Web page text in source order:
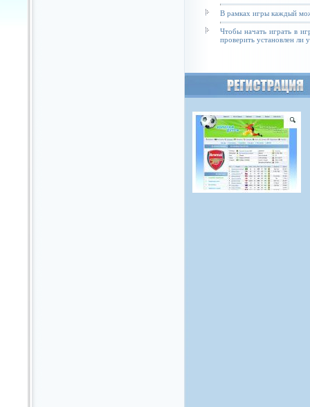
В рамках игры каждый
Чтобы начать играть в
проверить установлен ли